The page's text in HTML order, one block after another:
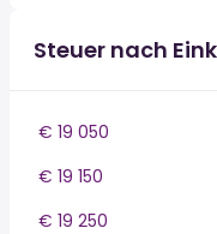
Steuer nach
€ 19 050
€ 19 150
€ 19 250